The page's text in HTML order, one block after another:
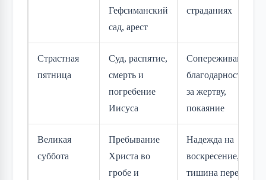
Гефсиманский
сад, арест
страданиях
Страстная
пятница
Суд, распятие,
смерть и
погребение
Иисуса
Сопереживание,
благодарность
за жертву,
покаяние
Великая
суббота
Пребывание
Христа во
гробе и
Надежда на
воскресение,
тишина перед